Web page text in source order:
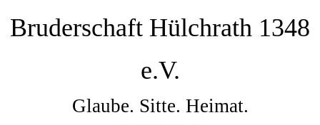
Bruderschaft Hülchrath 1348
e.V.
Glaube. Sitte. Heimat.